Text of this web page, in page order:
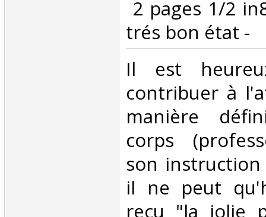
2 pages 1/2
trés bon état -‎
‎Il est
contribuer à
manière
corps
son
il ne peut
reçu "la jolie